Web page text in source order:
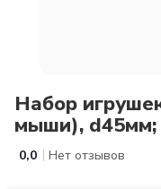
Набор
мыши), d45мм;
0,0 | Нет отзывов